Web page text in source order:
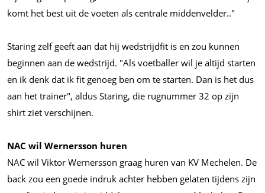
komt het best uit de voeten als centrale middenvelder.."
Staring zelf geeft aan dat hij wedstrijdfit is en zou kunnen
beginnen aan de wedstrijd. "Als voetballer wil je altijd starten
en ik denk dat ik fit genoeg ben om te starten. Dan is het dus
aan het trainer", aldus Staring, die rugnummer 32 op zijn
shirt ziet verschijnen.
NAC wil Wernersson huren
NAC wil Viktor Wernersson graag huren van KV Mechelen. De
back zou een goede indruk achter hebben gelaten tijdens zijn